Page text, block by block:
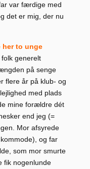
var færdige med
det er mig, der nu
her to unge
generelt
på senge
flere år på klub- og
med plads
mine forældre dét
end jeg (=
Mor afsyrede
og far
som mor smurte
fik nogenlunde